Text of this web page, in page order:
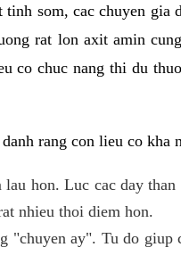
som, cac chuyen gia
rat lon axit amin
co chuc nang thi du
rang con lieu co kha
hon. Luc cac day
nhieu thoi diem hon.
ay". Tu do giup